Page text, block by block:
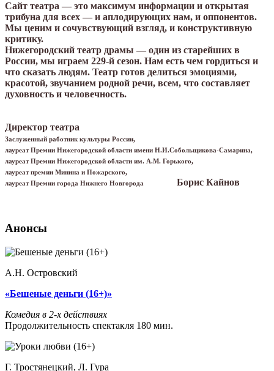
Сайт театра — это максимум информации и открытая
трибуна для всех — и аплодирующих нам, и оппонентов.
Мы ценим и сочувствующий взгляд, и конструктивную
критику.
Нижегородский театр драмы — один из старейших в
России, мы играем 229-й сезон. Нам есть чем гордиться и
что сказать людям. Театр готов делиться эмоциями,
красотой, звучанием родной речи, всем, что составляет
духовность и человечность.
Директор театра
Заслуженный работник культуры России,
лауреат Премии Нижегородской области имени Н.И.Собольщикова-Самарина,
лауреатПремии Нижегородской области им. А.М. Горького,
лауреат премии Минина и Пожарского,
лауреат Премии города Нижнего Новгорода Борис Кайнов
Анонсы
А.Н. Островский
«Бешеные деньги (16+)»
Комедия в 2-х действиях
Продолжительность спектакля 180 мин.
Г. Тростянецкий, Л. Гура